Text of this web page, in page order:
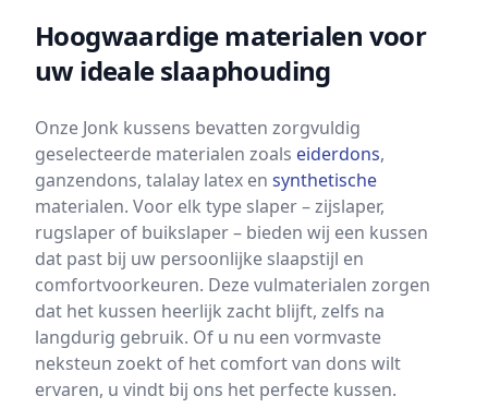
Hoogwaardige materialen voor
uw ideale slaaphouding
Onze Jonk kussens bevatten zorgvuldig
geselecteerde materialen zoals eiderdons,
ganzendons, talalay latex en synthetische
materialen. Voor elk type slaper – zijslaper,
rugslaper of buikslaper – bieden wij een kussen
dat past bij uw persoonlijke slaapstijl en
comfortvoorkeuren. Deze vulmaterialen zorgen
dat het kussen heerlijk zacht blijft, zelfs na
langdurig gebruik. Of u nu een vormvaste
neksteun zoekt of het comfort van dons wilt
ervaren, u vindt bij ons het perfecte kussen.